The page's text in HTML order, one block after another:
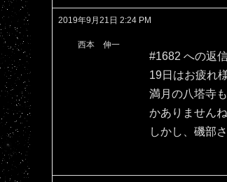
2019年9月21日 2:24 PM
西本 伸一
#1682 への返
19日はお疲れ
満月の八塔寺
かありませんね
しかし、磯部